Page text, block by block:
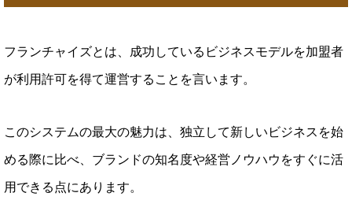
フランチャイズとは、成功しているビジネスモデルを加盟者
が利用許可を得て運営することを言います。
このシステムの最大の魅力は、独立して新しいビジネスを始
める際に比べ、ブランドの知名度や経営ノウハウをすぐに活
用できる点にあります。